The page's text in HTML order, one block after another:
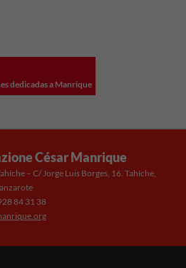
dedicadas a Manrique
César Manrique
– C/ Jorge Luis Borges, 16. Tahíche,
84 31 38